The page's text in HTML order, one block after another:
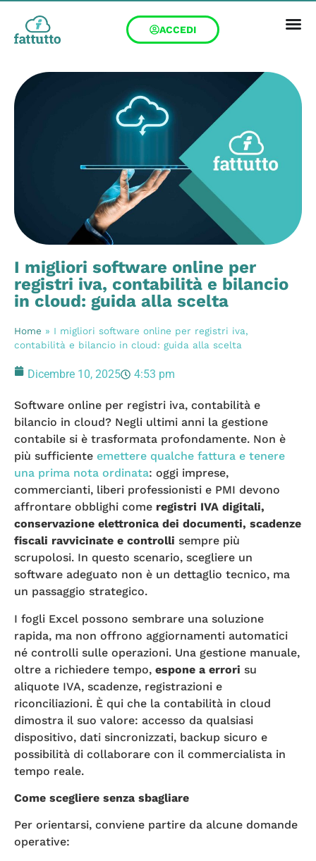
ACCEDI
I migliori software online per
registri iva, contabilità e bilancio
in cloud: guida alla scelta
Home » I migliori software online per registri iva,
contabilità e bilancio in cloud: guida alla scelta
Dicembre 10, 2025 4:53 pm
Software online per registri iva, contabilità e
bilancio in cloud? Negli ultimi anni la gestione
contabile si è trasformata profondamente. Non è
più sufficiente emettere qualche fattura e tenere
una prima nota ordinata: oggi imprese,
commercianti, liberi professionisti e PMI devono
affrontare obblighi come registri IVA digitali,
conservazione elettronica dei documenti, scadenze
fiscali ravvicinate e controlli sempre più
scrupolosi. In questo scenario, scegliere un
software adeguato non è un dettaglio tecnico, ma
un passaggio strategico.
I fogli Excel possono sembrare una soluzione
rapida, ma non offrono aggiornamenti automatici
né controlli sulle operazioni. Una gestione manuale,
oltre a richiedere tempo, espone a errori su
aliquote IVA, scadenze, registrazioni e
riconciliazioni. È qui che la contabilità in cloud
dimostra il suo valore: accesso da qualsiasi
dispositivo, dati sincronizzati, backup sicuro e
possibilità di collaborare con il commercialista in
tempo reale.
Come scegliere senza sbagliare
Per orientarsi, conviene partire da alcune domande
operative: